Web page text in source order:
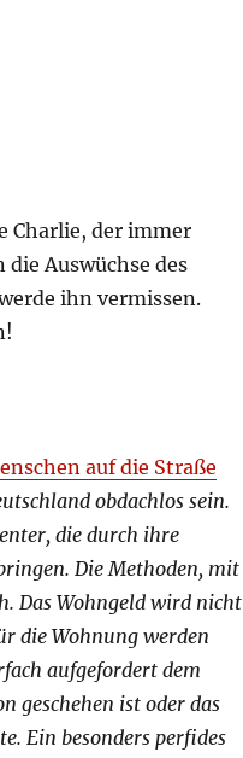
Charlie, der immer
Auswüchse des
ihn vermissen.
auf die Straße
obdachlos sein.
die durch ihre
Die Methoden, mit
Das Wohngeld wird nicht
die Wohnung werden
aufgefordert dem
geschehen ist oder das
Ein besonders perfides